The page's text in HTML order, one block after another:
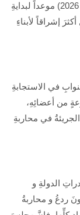
ستاراً للفاسدين ليكونَ فجرُ يومِ الأحدِ (28 حزيران 2026) موعداً لبدايةِ
إشراقاً لأبناءِ
في الاستجابةِ
من أعضائِهِ،
في محاربةِ
الدولةِ و
ردعُ و محاربةُ